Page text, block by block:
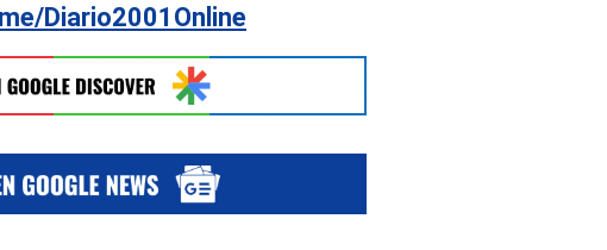
Diario2001Online